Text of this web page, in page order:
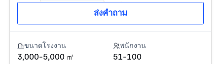
ส่งคำถาม
ขนาดโรงงาน
3,000-5,000 ㎡
พนักงาน
51-100